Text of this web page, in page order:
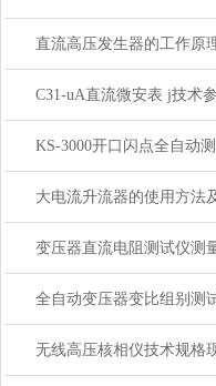
直流高压发生器的工作原
C31-uA直流微安表 j技术